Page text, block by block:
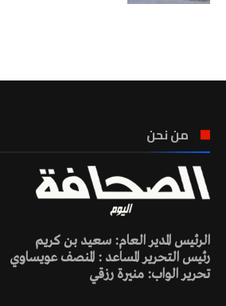
من نحن
الرئيس المدير العام: سعيد بن كريم
رئيس التحرير المساعد : المنصف عويساوي
تحرير الواب: منيرة رزقي